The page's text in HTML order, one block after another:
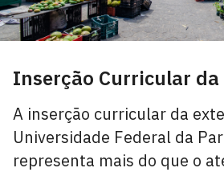
Inserção Curricular da
A inserção curricular da
Universidade Federal da
representa mais do que o